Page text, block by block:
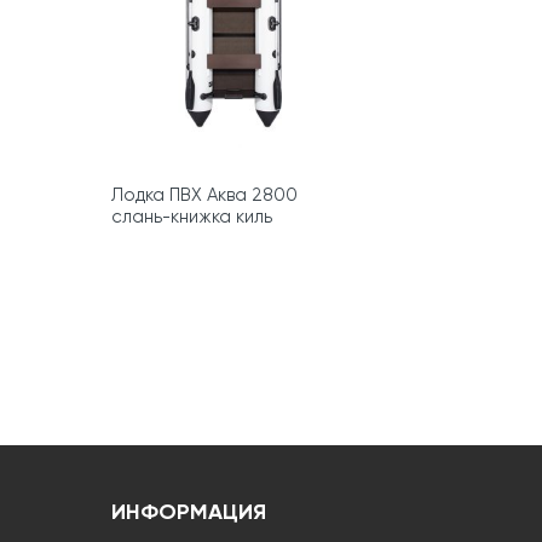
Лодка ПВХ Аква 2800
слань-книжка киль
ИНФОРМАЦИЯ